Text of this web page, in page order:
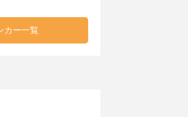
カー一覧